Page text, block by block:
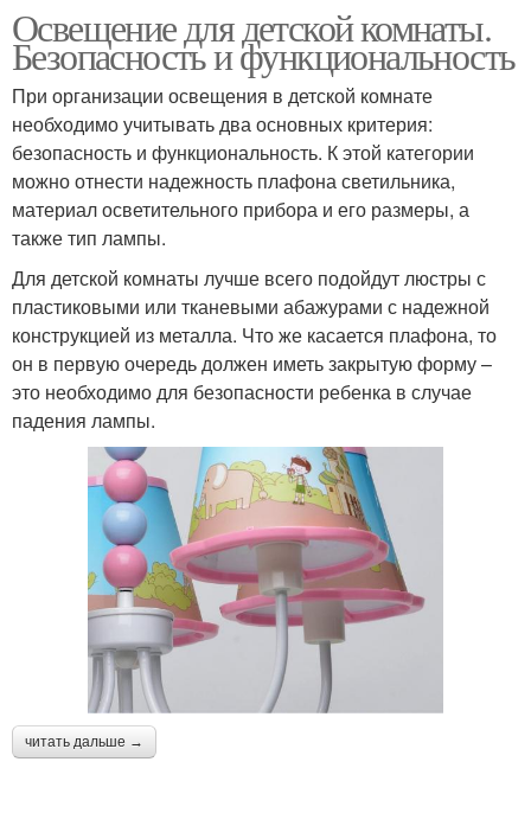
Освещение для детской комнаты.
Безопасность и функциональность
При организации освещения в детской комнате
необходимо учитывать два основных критерия:
безопасность и функциональность. К этой категории
можно отнести надежность плафона светильника,
материал осветительного прибора и его размеры, а
также тип лампы.
Для детской комнаты лучше всего подойдут люстры с
пластиковыми или тканевыми абажурами с надежной
конструкцией из металла. Что же касается плафона, то
он в первую очередь должен иметь закрытую форму –
это необходимо для безопасности ребенка в случае
падения лампы.
читать дальше →